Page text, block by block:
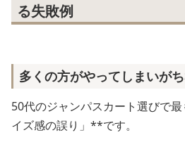
る失敗例
多くの方がやってしまいが
50代のジャンパスカート選びで
イズ感の誤り」**です。